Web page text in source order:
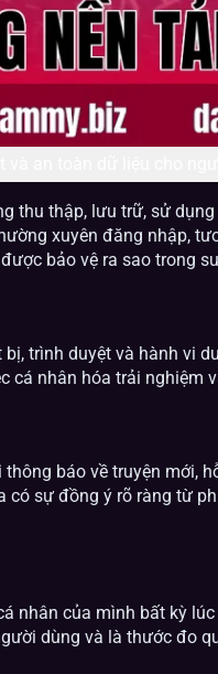
thu thập, lưu trữ, sử
xuyên đăng nhập,
bảo vệ ra sao trong
trình duyệt và hành vi
nhân hóa trải nghiệm
báo về truyện mới,
sự đồng ý rõ ràng từ
nhân của mình bất kỳ
dùng và là thước đo